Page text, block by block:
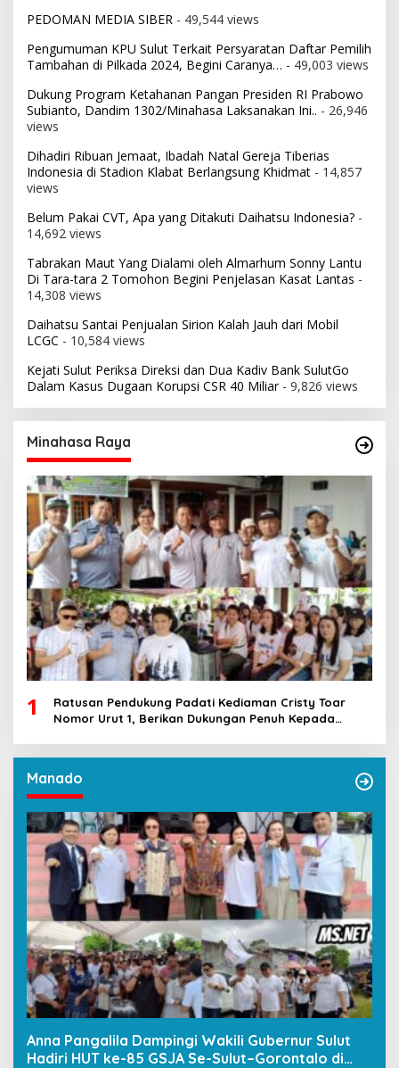
PEDOMAN MEDIA SIBER - 49,544 views
Pengumuman KPU Sulut Terkait Persyaratan Daftar Pemilih
Tambahan di Pilkada 2024, Begini Caranya… - 49,003 views
Dukung Program Ketahanan Pangan Presiden RI Prabowo
Subianto, Dandim 1302/Minahasa Laksanakan Ini.. - 26,946
views
Dihadiri Ribuan Jemaat, Ibadah Natal Gereja Tiberias
Indonesia di Stadion Klabat Berlangsung Khidmat - 14,857
views
Belum Pakai CVT, Apa yang Ditakuti Daihatsu Indonesia? -
14,692 views
Tabrakan Maut Yang Dialami oleh Almarhum Sonny Lantu
Di Tara-tara 2 Tomohon Begini Penjelasan Kasat Lantas -
14,308 views
Daihatsu Santai Penjualan Sirion Kalah Jauh dari Mobil
LCGC - 10,584 views
Kejati Sulut Periksa Direksi dan Dua Kadiv Bank SulutGo
Dalam Kasus Dugaan Korupsi CSR 40 Miliar- 9,826 views
Minahasa Raya
1
Ratusan Pendukung Padati Kediaman Cristy Toar
Nomor Urut 1, Berikan Dukungan Penuh Kepada
Manado
Anna Pangalila Dampingi Wakili Gubernur Sulut
Hadiri HUT ke-85 GSJA Se-Sulut–Gorontalo di